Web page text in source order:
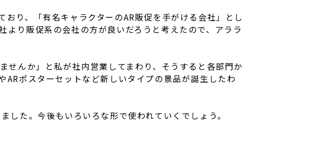
り、「有名キャラクターのAR販促を手がける会社」とし
り販促系の会社の方が良いだろうと考えたので、アララ
せんか」と私が社内営業してまわり、そうすると各部門か
ポスターセットなど新しいタイプの景品が誕生したわ
た。今後もいろいろな形で使われていくでしょう。